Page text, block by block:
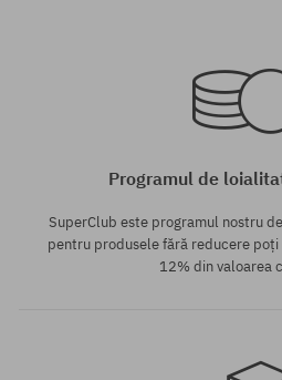
M
Programul de
SuperClub este programul nostru
pentru produsele fără reducere
12% din valoarea